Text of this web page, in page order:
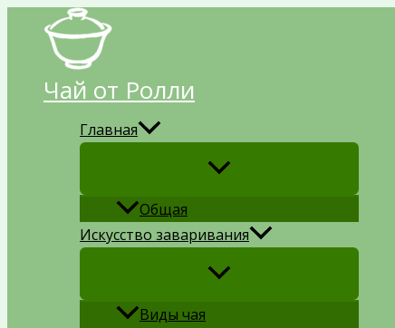
Перейти
содержимому
Чай от Ролли
Главная
Общая
Искусство заваривания
Виды чая